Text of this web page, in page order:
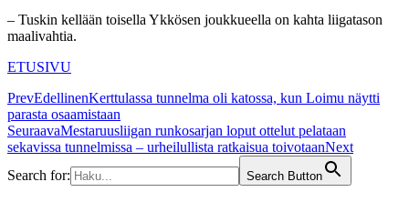
– Tuskin kellään toisella Ykkösen joukkueella on kahta liigatason
maalivahtia.
ETUSIVU
PrevEdellinenKerttulassa tunnelma oli katossa, kun Loimu näytti
parasta osaamistaan
SeuraavaMestaruusliigan runkosarjan loput ottelut pelataan
sekavissa tunnelmissa – urheilullista ratkaisua toivotaanNext
Search for:
Search Button